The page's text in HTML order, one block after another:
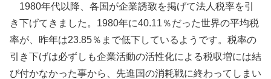
1980年代以降、各国が企業誘致を掲げて法人税率を引
き下げてきました。1980年に40.11％だった世界の平均税
率が、昨年は23.85％まで低下しているようです。税率の
引き下げは必ずしも企業活動の活性化による税収増には結
び付かなかった事から、先進国の消耗戦に終わってしまい